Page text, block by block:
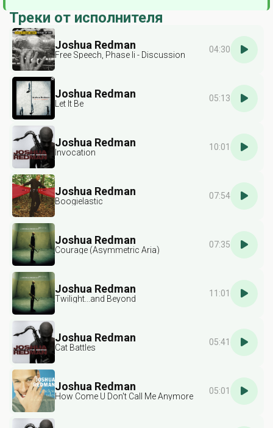
Треки от исполнителя
Joshua Redman
Free Speech, Phase Ii - Discussion
04:30
Joshua Redman
Let It Be
05:13
Joshua Redman
Invocation
10:01
Joshua Redman
Boogielastic
07:54
Joshua Redman
Courage (Asymmetric Aria)
07:35
Joshua Redman
Twilight...and Beyond
11:01
Joshua Redman
Cat Battles
05:41
Joshua Redman
How Come U Don't Call Me Anymore
05:01